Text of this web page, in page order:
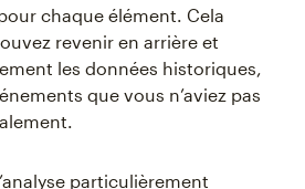
chaque élément. Cela
revenir en arrière et
les données historiques,
que vous n’aviez pas
particulièrement